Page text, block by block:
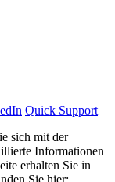
Quick Support
sich mit der
Informationen
erhalten Sie in
Sie hier: